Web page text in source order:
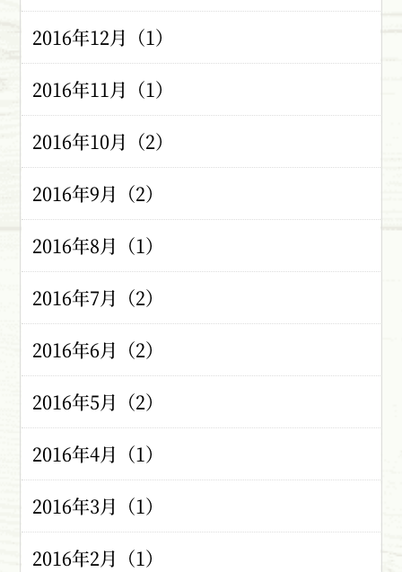
2016年12月（1）
2016年11月（1）
2016年10月（2）
2016年9月（2）
2016年8月（1）
2016年7月（2）
2016年6月（2）
2016年5月（2）
2016年4月（1）
2016年3月（1）
2016年2月（1）